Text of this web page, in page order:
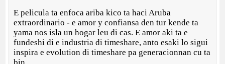
E pelicula ta enfoca ariba kico ta haci Aruba
extraordinario - e amor y confiansa den tur kende ta
yama nos isla un hogar leu di cas. E amor aki ta e
fundeshi di e industria di timeshare, anto esaki lo sigui
inspira e evolution di timeshare pa generacionnan cu ta